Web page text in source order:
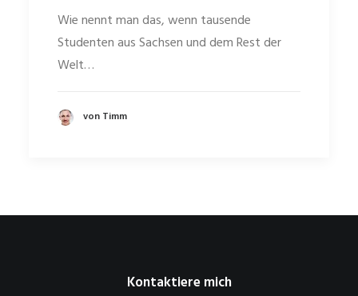
Wie nennt man das, wenn tausende
Studenten aus Sachsen und dem Rest der
Welt…
von Timm
Kontaktiere mich